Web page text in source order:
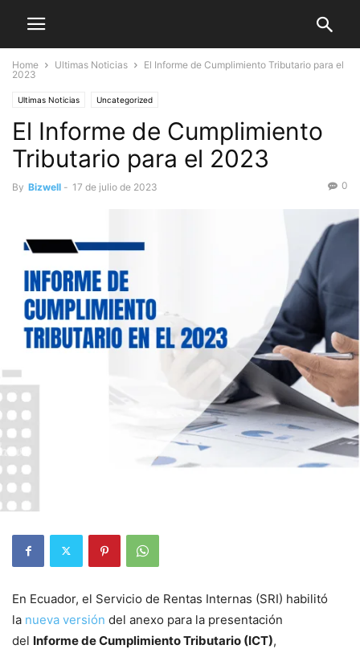
Home Ultimas Noticias
El Informe de Cumplimiento Tributario para el
2023
Ultimas Noticias Uncategorized
El Informe de Cumplimiento
Tributario para el 2023
By Bizwell - 17 de julio de 2023 0
En Ecuador, el Servicio de Rentas Internas (SRI) habilitó
la nueva versión del anexo para la presentación
del Informe de Cumplimiento Tributario (ICT),